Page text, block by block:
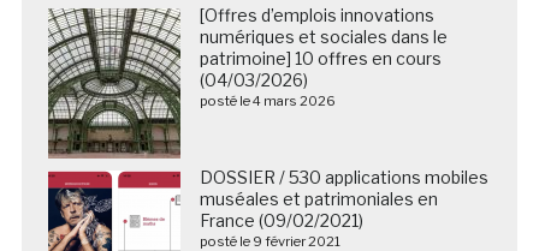
[Offres d’emplois innovations
numériques et sociales dans le
patrimoine] 10 offres en cours
(04/03/2026)
posté le 4 mars 2026
DOSSIER / 530 applications mobiles
muséales et patrimoniales en
France (09/02/2021)
posté le 9 février 2021